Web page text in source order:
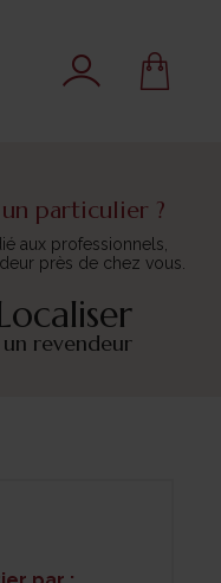
particulier ?
aux professionnels,
près de chez vous.
un revendeur